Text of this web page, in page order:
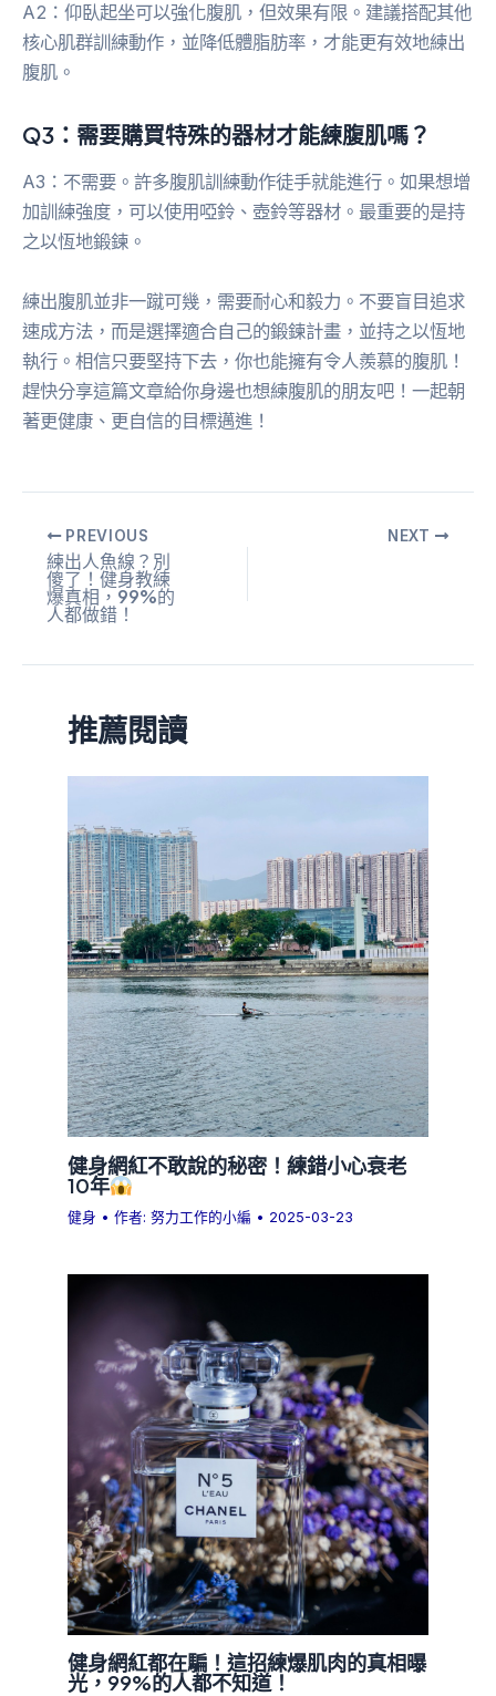
A2：仰臥起坐可以強化腹肌，但效果有限。建議搭配其他
核心肌群訓練動作，並降低體脂肪率，才能更有效地練出
腹肌。
Q3：需要購買特殊的器材才能練腹肌嗎？
A3：不需要。許多腹肌訓練動作徒手就能進行。如果想增
加訓練強度，可以使用啞鈴、壺鈴等器材。最重要的是持
之以恆地鍛鍊。
練出腹肌並非一蹴可幾，需要耐心和毅力。不要盲目追求
速成方法，而是選擇適合自己的鍛鍊計畫，並持之以恆地
執行。相信只要堅持下去，你也能擁有令人羨慕的腹肌！
趕快分享這篇文章給你身邊也想練腹肌的朋友吧！一起朝
著更健康、更自信的目標邁進！
PREVIOUS
練出人魚線？別
傻了！健身教練
爆真相，99%的
人都做錯！
NEXT
推薦閱讀
健身網紅不敢說的秘密！練錯小心衰老
10年
健身 • 作者:努力工作的小編 • 2025-03-23
健身網紅都在騙！這招練爆肌肉的真相曝
光，99%的人都不知道！